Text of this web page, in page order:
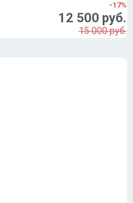
-17%
12 500 руб.
15 000 руб.